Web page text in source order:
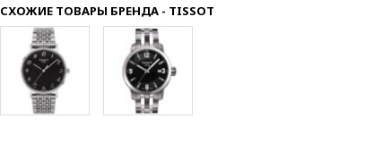
СХОЖИЕ ТОВАРЫ БРЕНДА - TISSOT